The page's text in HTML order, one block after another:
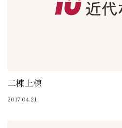
岩崎 達也：岩ブロ
石渡
二棟上棟
2017.04.21